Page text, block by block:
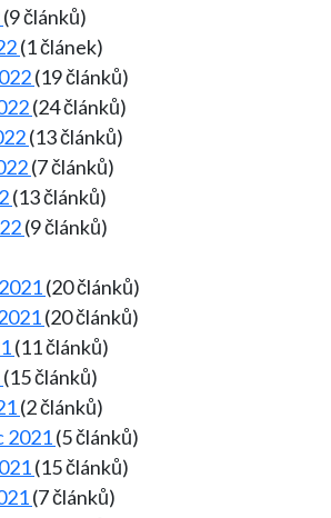
(9 článků)
(1 článek)
(19 článků)
(24 článků)
(13 článků)
(7 článků)
(13 článků)
(9 článků)
(20 článků)
(20 článků)
(11 článků)
(15 článků)
(2 článků)
2021(5 článků)
(15 článků)
(7 článků)